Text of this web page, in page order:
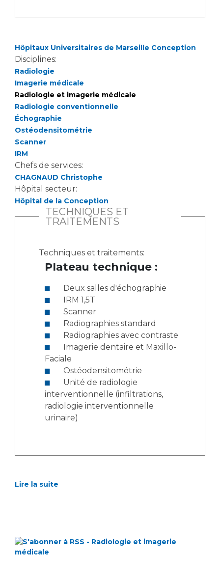
Hôpitaux Universitaires de Marseille Conception
Disciplines:
Radiologie
Imagerie médicale
Radiologie et imagerie médicale
Radiologie conventionnelle
Échographie
Ostéodensitométrie
Scanner
IRM
Chefs de services:
CHAGNAUD Christophe
Hôpital secteur:
Hôpital de la Conception
TECHNIQUES ET
TRAITEMENTS
Techniques et traitements:
Plateau technique :
Deux salles d'échographie
IRM 1,5T
Scanner
Radiographies standard
Radiographies avec contraste
Faciale
Ostéodensitométrie
interventionnelle (infiltrations,
radiologie interventionnelle
urinaire)
Lire la suite